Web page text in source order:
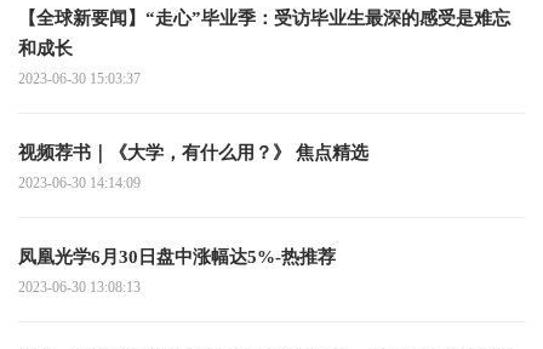
【全球新要闻】“走心”毕业季：受访毕业生最深的感受是难忘
和成长
2023-06-30 15:03:37
视频荐书｜《大学，有什么用？》 焦点精选
2023-06-30 14:14:09
凤凰光学6月30日盘中涨幅达5%-热推荐
2023-06-30 13:08:13